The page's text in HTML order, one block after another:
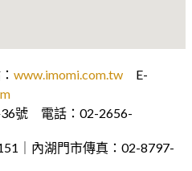
www.imomi.com.tw E-
36號 電話：02-2656-
｜內湖門市傳真：02-8797-